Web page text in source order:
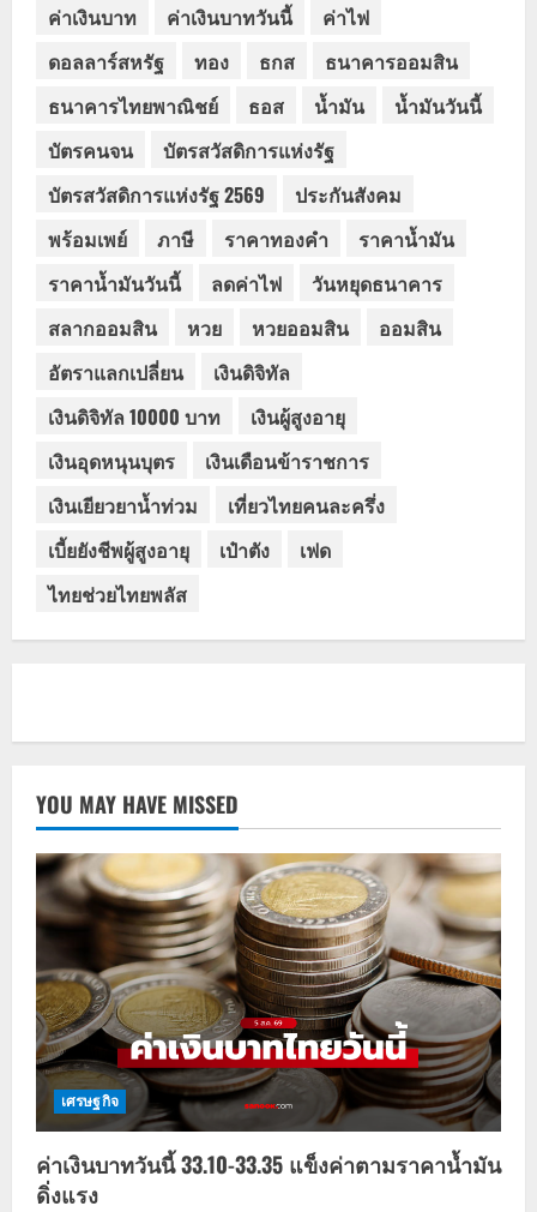
ค่าเงินบาท
ค่าเงินบาทวันนี้
ค่าไฟ
ดอลลาร์สหรัฐ
ทอง ธกส
ธนาคารออมสิน
ธนาคารไทยพาณิชย์
ธอส น้ำมัน
น้ำมันวันนี้
บัตรคนจน
บัตรสวัสดิการแห่งรัฐ
บัตรสวัสดิการแห่งรัฐ 2569
ประกันสังคม
พร้อมเพย์
ภาษี ราคาทองคำ
ราคาน้ำมัน
ราคาน้ำมันวันนี้
ลดค่าไฟ
วันหยุดธนาคาร
สลากออมสิน
หวย หวยออมสิน
ออมสิน
อัตราแลกเปลี่ยน
เงินดิจิทัล
เงินดิจิทัล 10000 บาท
เงินผู้สูงอายุ
เงินอุดหนุนบุตร
เงินเดือนข้าราชการ
เงินเยียวยาน้ำท่วม
เที่ยวไทยคนละครึ่ง
เบี้ยยังชีพผู้สูงอายุ
เป๋าตัง
เฟด
ไทยช่วยไทยพลัส
YOU MAY HAVE MISSED
เศรษฐกิจ
ค่าเงินบาทวันนี้ 33.10-33.35 แข็งค่าตามราคาน้ำมัน
ดิ่งแรง